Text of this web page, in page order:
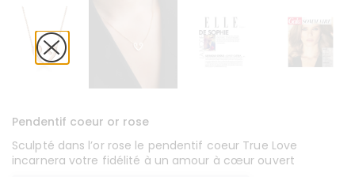
Pendentif coeur or rose
Sculpté dans l’or rose le pendentif coeur True Love
incarnera votre fidélité à un amour à cœur ouvert